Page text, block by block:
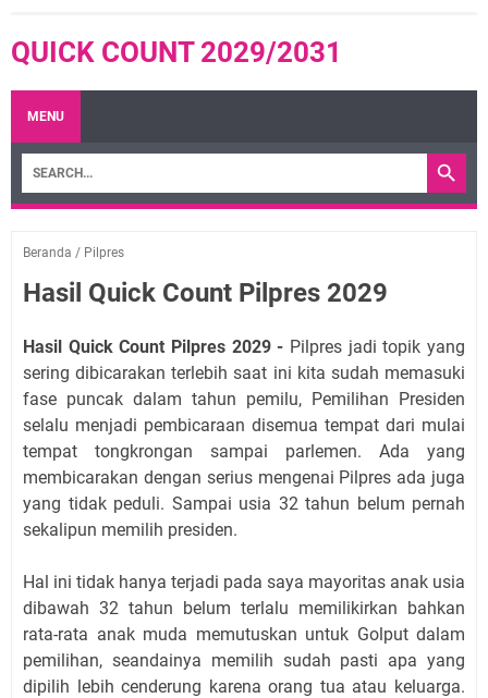
QUICK COUNT 2029/2031
MENU
Beranda / Pilpres
Hasil Quick Count Pilpres 2029
Hasil Quick Count Pilpres 2029 - Pilpres jadi topik yang
sering dibicarakan terlebih saat ini kita sudah memasuki
fase puncak dalam tahun pemilu, Pemilihan Presiden
selalu menjadi pembicaraan disemua tempat dari mulai
tempat tongkrongan sampai parlemen. Ada yang
membicarakan dengan serius mengenai Pilpres ada juga
yang tidak peduli. Sampai usia 32 tahun belum pernah
sekalipun memilih presiden.
Hal ini tidak hanya terjadi pada saya mayoritas anak usia
dibawah 32 tahun belum terlalu memilikirkan bahkan
rata-rata anak muda memutuskan untuk Golput dalam
pemilihan, seandainya memilih sudah pasti apa yang
dipilih lebih cenderung karena orang tua atau keluarga.